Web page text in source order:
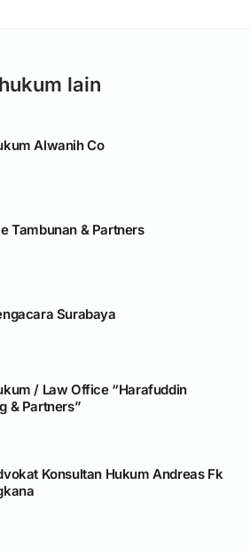
lain
Alwanih Co
Tambunan & Partners
Surabaya
/ Law Office “Harafuddin
& Partners”
Konsultan Hukum Andreas Fk